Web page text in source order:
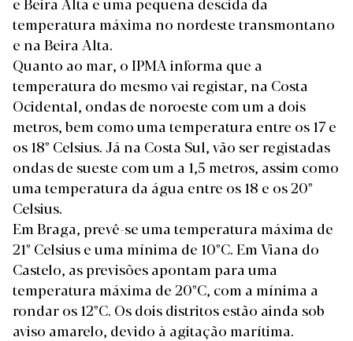
temperatura máxima no nordeste transmontano
e na Beira Alta.
Quanto ao mar, o IPMA informa que a
temperatura do mesmo vai registar, na Costa
Ocidental, ondas de noroeste com um a dois
metros, bem como uma temperatura entre os 17 e
os 18º Celsius. Já na Costa Sul, vão ser registadas
ondas de sueste com um a 1,5 metros, assim como
uma temperatura da água entre os 18 e os 20º
Celsius.
Em Braga, prevê-se uma temperatura máxima de
21º Celsius e uma mínima de 10ºC. Em Viana do
Castelo, as previsões apontam para uma
temperatura máxima de 20ºC, com a mínima a
rondar os 12ºC. Os dois distritos estão ainda sob
aviso amarelo, devido à agitação marítima.